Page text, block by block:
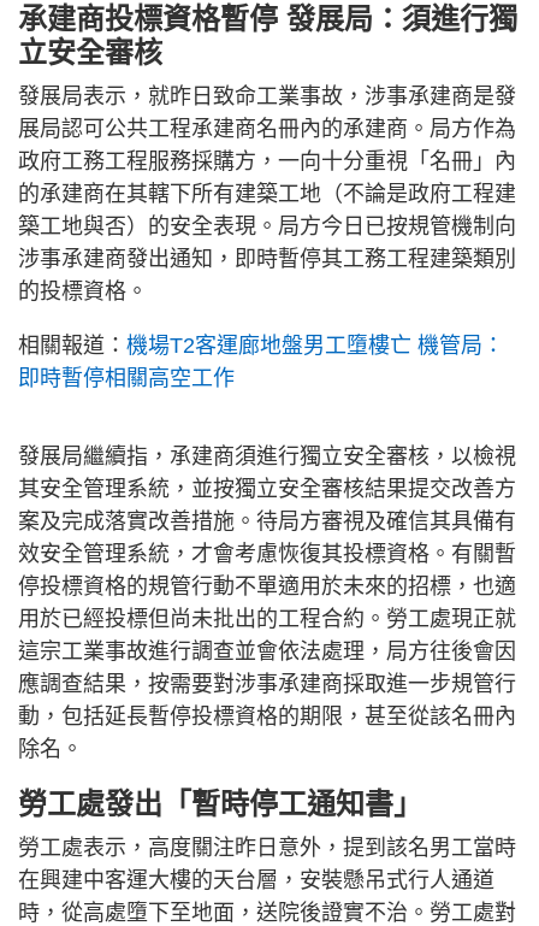
承建商投標資格暫停 發展局：須進行獨
立安全審核
發展局表示，就昨日致命工業事故，涉事承建商是發
展局認可公共工程承建商名冊內的承建商。局方作為
政府工務工程服務採購方，一向十分重視「名冊」內
的承建商在其轄下所有建築工地（不論是政府工程建
築工地與否）的安全表現。局方今日已按規管機制向
涉事承建商發出通知，即時暫停其工務工程建築類別
的投標資格。
相關報道： 機場T2客運廊地盤男工墮樓亡 機管局：
即時暫停相關高空工作
發展局繼續指，承建商須進行獨立安全審核，以檢視
其安全管理系統，並按獨立安全審核結果提交改善方
案及完成落實改善措施。待局方審視及確信其具備有
效安全管理系統，才會考慮恢復其投標資格。有關暫
停投標資格的規管行動不單適用於未來的招標，也適
用於已經投標但尚未批出的工程合約。勞工處現正就
這宗工業事故進行調查並會依法處理，局方往後會因
應調查結果，按需要對涉事承建商採取進一步規管行
動，包括延長暫停投標資格的期限，甚至從該名冊內
除名。
勞工處發出「暫時停工通知書」
勞工處表示，高度關注昨日意外，提到該名男工當時
在興建中客運大樓的天台層，安裝懸吊式行人通道
時，從高處墮下至地面，送院後證實不治。勞工處對